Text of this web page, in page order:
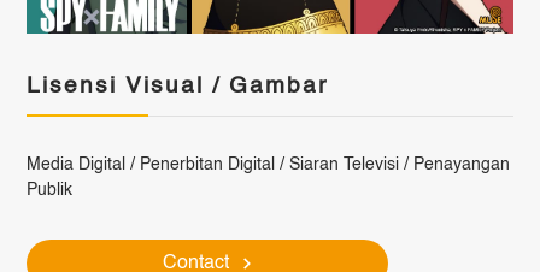
Lisensi Visual / Gambar
Media Digital / Penerbitan Digital / Siaran Televisi / Penayangan
Publik
Contact